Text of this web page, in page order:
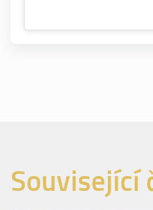
Související